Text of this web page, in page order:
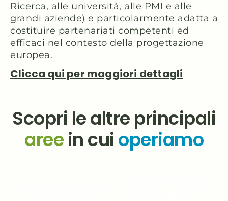
Ricerca, alle università, alle PMI e alle
grandi aziende) e particolarmente adatta a
costituire partenariati competenti ed
efficaci nel contesto della progettazione
europea.
Clicca qui per maggiori dettagli
Scopri le altre principali
aree in cui operiamo